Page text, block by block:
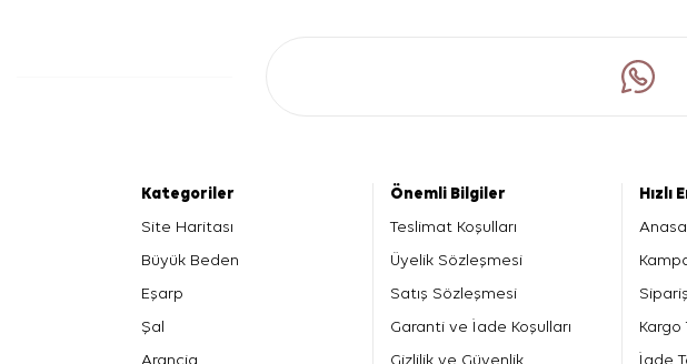
Kategoriler
Site Haritası
Büyük Beden
Eşarp
Şal
Arancia
Önemli Bilgiler
Teslimat Koşulları
Üyelik Sözleşmesi
Satış Sözleşmesi
Garanti ve İade Koşulları
Gizlilik ve Güvenlik
Hızlı
Kargo
İade